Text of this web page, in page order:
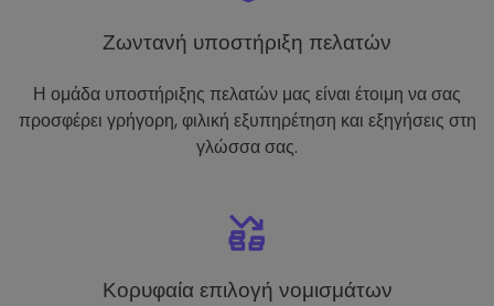
Ζωντανή υποστήριξη πελατών
Η ομάδα υποστήριξης πελατών μας είναι έτοιμη να σας
προσφέρει γρήγορη, φιλική εξυπηρέτηση και εξηγήσεις στη
γλώσσα σας.
Κορυφαία επιλογή νομισμάτων